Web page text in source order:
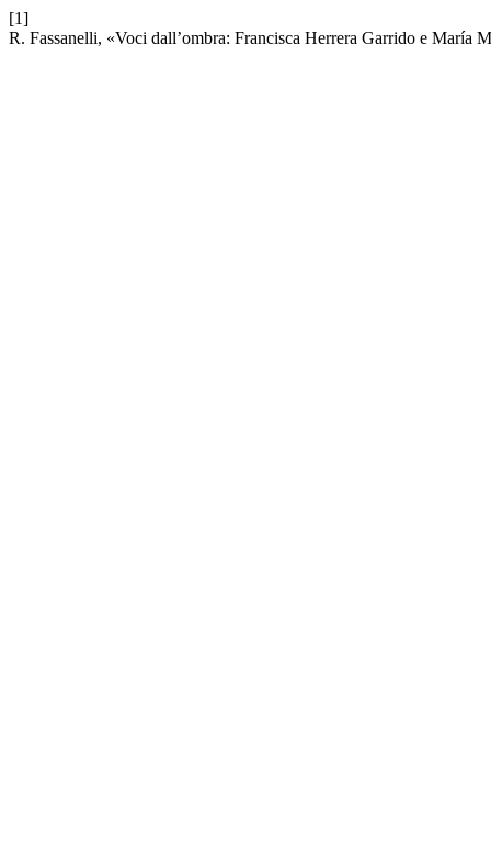
[1]
R. Fassanelli, «Voci dall’ombra: Francisca Herrera Garrido e María